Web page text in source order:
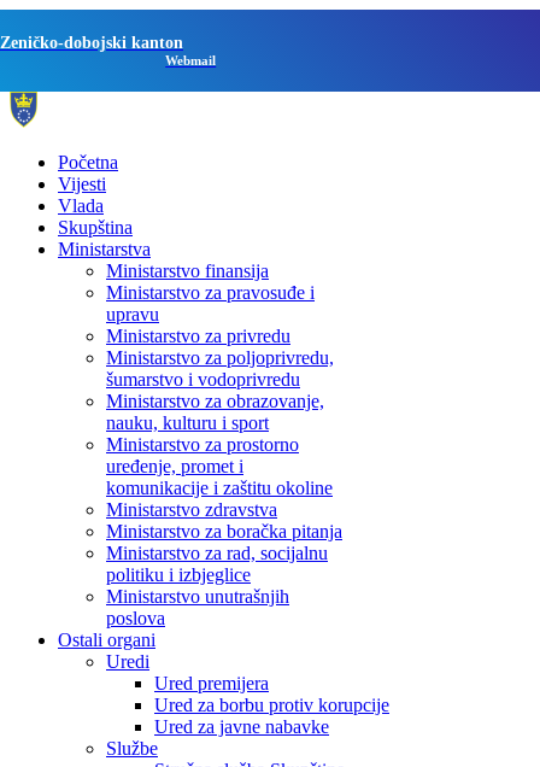
Zeničko-dobojski kanton
Webmail
Početna
Vijesti
Vlada
Skupština
Ministarstva
Ministarstvo finansija
Ministarstvo za pravosuđe i
upravu
Ministarstvo za privredu
Ministarstvo za poljoprivredu,
šumarstvo i vodoprivredu
Ministarstvo za obrazovanje,
nauku, kulturu i sport
Ministarstvo za prostorno
uređenje, promet i
komunikacije i zaštitu okoline
Ministarstvo zdravstva
Ministarstvo za boračka pitanja
Ministarstvo za rad, socijalnu
politiku i izbjeglice
Ministarstvo unutrašnjih
poslova
Ostali organi
Uredi
Ured premijera
Ured za borbu protiv korupcije
Ured za javne nabavke
Službe